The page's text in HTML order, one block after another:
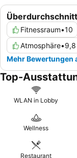
Fitnessraum•10
Atmosphäre•9,8
Mehr Bewertungen
Top-
WLAN in Lobby
Wellness
Restaurant